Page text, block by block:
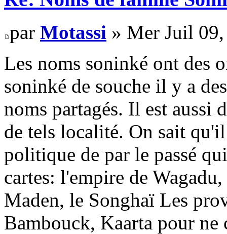
par Motassi » Mer Juil
Les noms soninké ont des
soninké de souche il y a
noms partagés. Il est
de tels localité. On sait
politique de par le passé
cartes: l'empire de
Maden, le Songhaï Les
Bambouck, Kaarta pour ne